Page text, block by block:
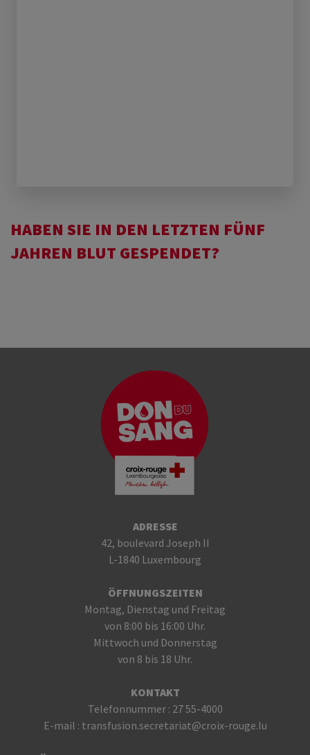
HABEN SIE IN DEN LETZTEN FÜNF
JAHREN BLUT GESPENDET?
ADRESSE
42, boulevard Joseph II
L-1840 Luxembourg
ÖFFNUNGSZEITEN
Montag, Dienstag und Freitag
von 8:00 bis 16:00 Uhr.
Mittwoch und Donnerstag
von 8 bis 18 Uhr.
KONTAKT
Telefonnummer : 27 55-4000
E-mail : transfusion.secretariat@croix-rouge.lu